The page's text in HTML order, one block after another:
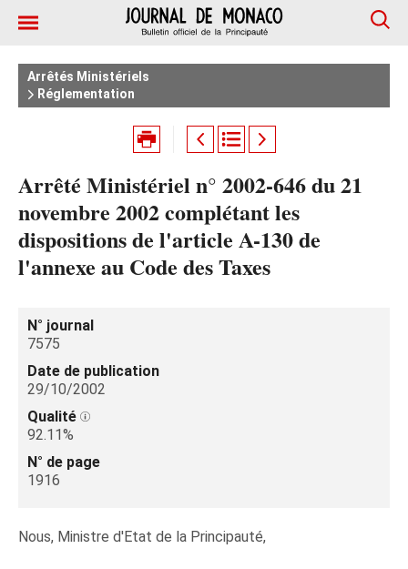
Arrêtés Ministériels
Réglementation
Arrêté Ministériel n° 2002-646 du 21
novembre 2002 complétant les
dispositions de l'article A-130 de
l'annexe au Code des Taxes
N° journal
7575
Date de publication
29/10/2002
Qualité
92.11%
N° de page
1916
Nous, Ministre d'Etat de la Principauté,